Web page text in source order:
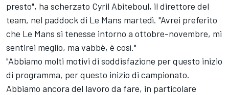
presto", ha scherzato Cyril Abiteboul, il direttore del
team, nel paddock di Le Mans martedì. "Avrei preferito
che Le Mans si tenesse intorno a ottobre-novembre, mi
sentirei meglio, ma vabbè, è così."
"Abbiamo molti motivi di soddisfazione per questo inizio
di programma, per questo inizio di campionato.
Abbiamo ancora del lavoro da fare, in particolare